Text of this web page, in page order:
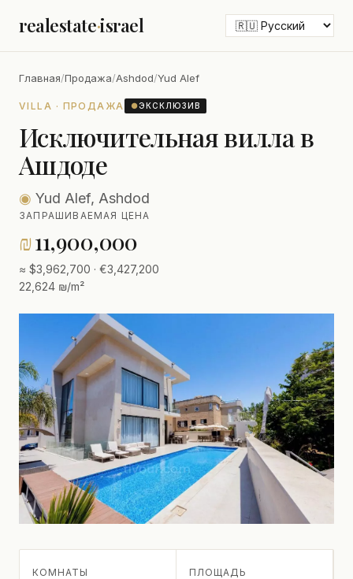
realestate·israel
Главная/Продажа/Ashdod/Yud Alef
VILLA · ПРОДАЖА ●ЭКСКЛЮЗИВ
Исключительная вилла в
Ашдоде
◉ Yud Alef, Ashdod
ЗАПРАШИВАЕМАЯ ЦЕНА
₪11,900,000
≈ $3,962,700 · €3,427,200
22,624 ₪/m²
КОМНАТЫ ПЛОЩАДЬ